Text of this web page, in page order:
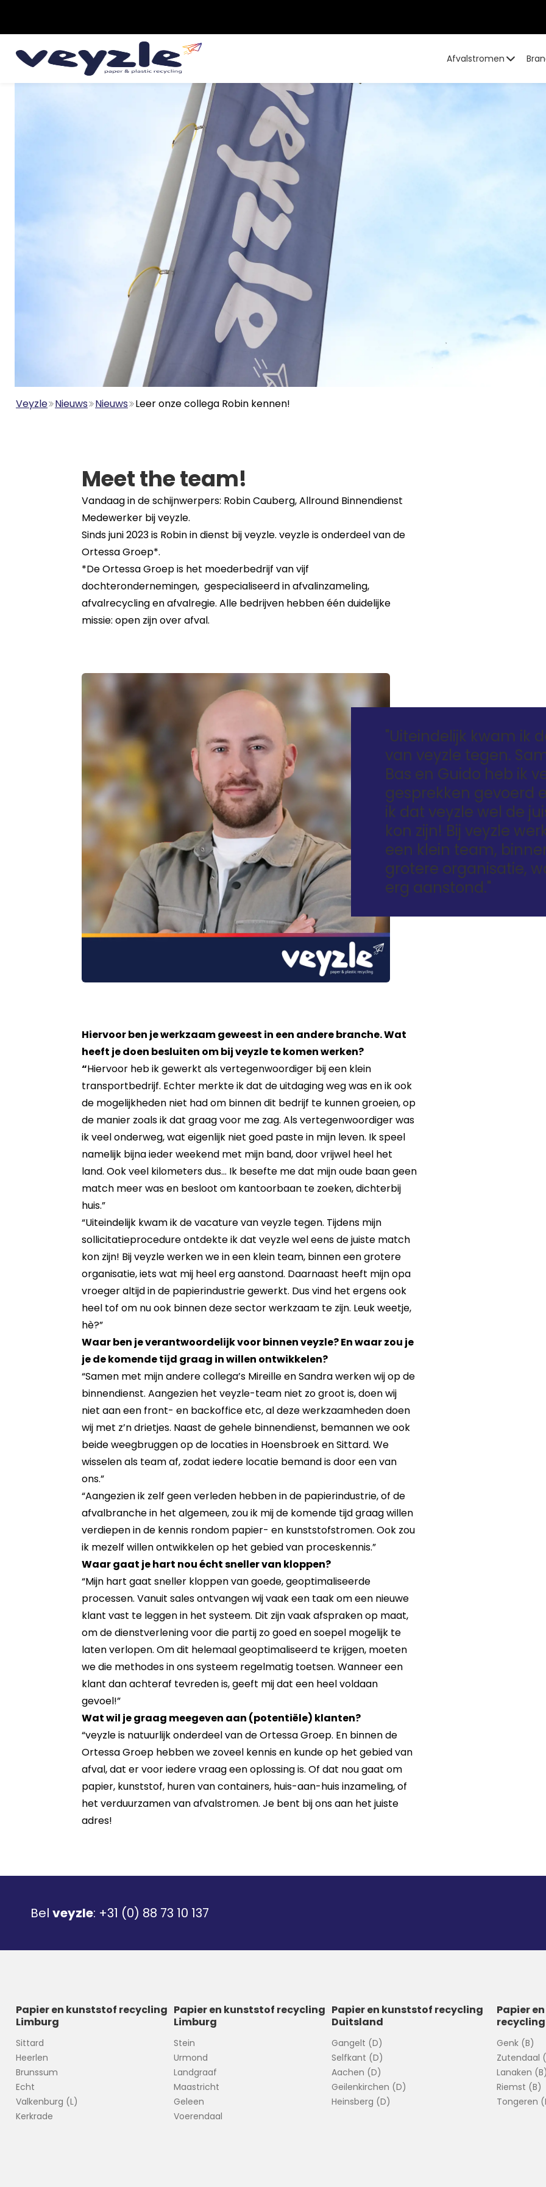
Afvalstromen
Veyzle Nieuws Nieuws Leer onze collega Robin kennen!
Meet the team!
Vandaag in de schijnwerpers: Robin Cauberg, Allround Binnendienst
Medewerker bij veyzle.
Sinds juni 2023 is Robin in dienst bij veyzle. veyzle is onderdeel van de
Ortessa Groep*.
*De Ortessa Groep is het moederbedrijf van vijf
dochterondernemingen, gespecialiseerd in afvalinzameling,
afvalrecycling en afvalregie. Alle bedrijven hebben één duidelijke
missie: open zijn over afval.
"Uiteindelijk kwam ik
van veyzle tegen.
Bas en Guido heb ik
gesprekken gevoerd
ik dat veyzle wel de
kon zijn! Bij veyzle
een klein team,
grotere organisatie,
erg aanstond."
Hiervoor ben je werkzaam geweest in een andere branche. Wat
heeft je doen besluiten om bij veyzle te komen werken?
“Hiervoor heb ik gewerkt als vertegenwoordiger bij een klein
transportbedrijf. Echter merkte ik dat de uitdaging weg was en ik ook
de mogelijkheden niet had om binnen dit bedrijf te kunnen groeien, op
de manier zoals ik dat graag voor me zag. Als vertegenwoordiger was
ik veel onderweg, wat eigenlijk niet goed paste in mijn leven. Ik speel
namelijk bijna ieder weekend met mijn band, door vrijwel heel het
land. Ook veel kilometers dus... Ik besefte me dat mijn oude baan geen
match meer was en besloot om kantoorbaan te zoeken, dichterbij
huis.”
“Uiteindelijk kwam ik de vacature van veyzle tegen. Tijdens mijn
sollicitatieprocedure ontdekte ik dat veyzle wel eens de juiste match
kon zijn! Bij veyzle werken we in een klein team, binnen een grotere
organisatie, iets wat mij heel erg aanstond. Daarnaast heeft mijn opa
vroeger altijd in de papierindustrie gewerkt. Dus vind het ergens ook
heel tof om nu ook binnen deze sector werkzaam te zijn. Leuk weetje,
hè?”
Waar ben je verantwoordelijk voor binnen veyzle? En waar zou je
je de komende tijd graag in willen ontwikkelen?
“Samen met mijn andere collega’s Mireille en Sandra werken wij op de
binnendienst. Aangezien het veyzle-team niet zo groot is, doen wij
niet aan een front- en backoffice etc, al deze werkzaamheden doen
wij met z’n drietjes. Naast de gehele binnendienst, bemannen we ook
beide weegbruggen op de locaties in Hoensbroek en Sittard. We
wisselen als team af, zodat iedere locatie bemand is door een van
ons.”
“Aangezien ik zelf geen verleden hebben in de papierindustrie, of de
afvalbranche in het algemeen, zou ik mij de komende tijd graag willen
verdiepen in de kennis rondom papier- en kunststofstromen. Ook zou
ik mezelf willen ontwikkelen op het gebied van proceskennis.”
Waar gaat je hart nou écht sneller van kloppen?
“Mijn hart gaat sneller kloppen van goede, geoptimaliseerde
processen. Vanuit sales ontvangen wij vaak een taak om een nieuwe
klant vast te leggen in het systeem. Dit zijn vaak afspraken op maat,
om de dienstverlening voor die partij zo goed en soepel mogelijk te
laten verlopen. Om dit helemaal geoptimaliseerd te krijgen, moeten
we die methodes in ons systeem regelmatig toetsen. Wanneer een
klant dan achteraf tevreden is, geeft mij dat een heel voldaan
gevoel!”
Wat wil je graag meegeven aan (potentiële) klanten?
“veyzle is natuurlijk onderdeel van de Ortessa Groep. En binnen de
Ortessa Groep hebben we zoveel kennis en kunde op het gebied van
afval, dat er voor iedere vraag een oplossing is. Of dat nou gaat om
papier, kunststof, huren van containers, huis-aan-huis inzameling, of
het verduurzamen van afvalstromen. Je bent bij ons aan het juiste
adres!
Bel veyzle: +31 (0) 88 73 10 137
Papier en kunststof recycling
Limburg
Sittard
Heerlen
Brunssum
Echt
Valkenburg (L)
Kerkrade
Papier en kunststof recycling
Limburg
Stein
Urmond
Landgraaf
Maastricht
Geleen
Voerendaal
Papier en kunststof recycling
Duitsland
Gangelt (D)
Selfkant (D)
Aachen (D)
Geilenkirchen (D)
Heinsberg (D)
Papier
Genk (B)
Zutendaal
Lanaken (B)
Riemst (B)
Tongeren